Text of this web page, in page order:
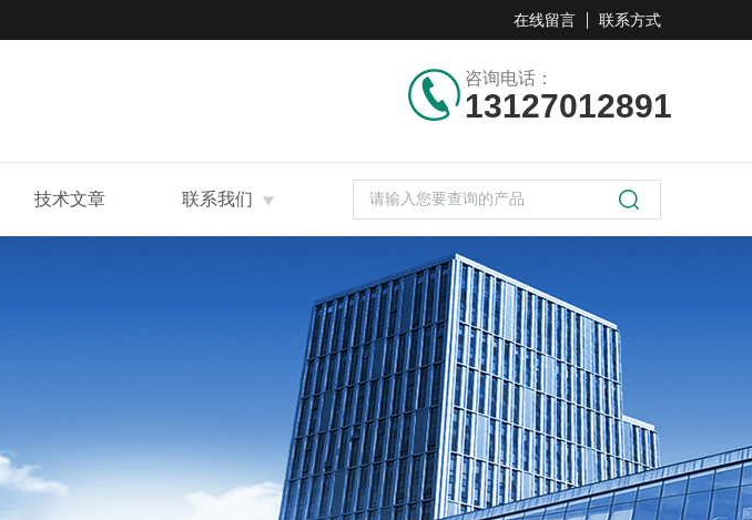
在线留言 联系方式
咨询电话：
13127012891
技术文章 联系我们